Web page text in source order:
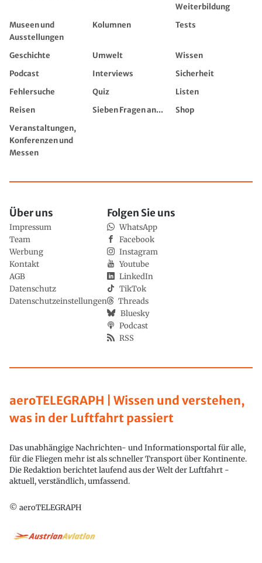
Weiterbildung
Museen und
Ausstellungen
Kolumnen Tests
Geschichte Umwelt
Wissen
Podcast
Interviews
Sicherheit
Fehlersuche
Quiz
Listen
Reisen
Sieben Fragen an...
Shop
Veranstaltungen,
Konferenzen und
Messen
aeroTELEGRAPH | Wissen und verstehen,
was in der Luftfahrt passiert
Das unabhängige Nachrichten- und Informationsportal für alle,
für die Fliegen mehr ist als schneller Transport über Kontinente.
Die Redaktion berichtet laufend aus der Welt der Luftfahrt -
aktuell, verständlich, umfassend.
© aeroTELEGRAPH
Über uns
Impressum
Team
Werbung
Kontakt
AGB
Datenschutz
Datenschutzeinstellungen
Folgen Sie uns
WhatsApp
Facebook
Instagram
Youtube
LinkedIn
TikTok
Threads
Bluesky
Podcast
RSS